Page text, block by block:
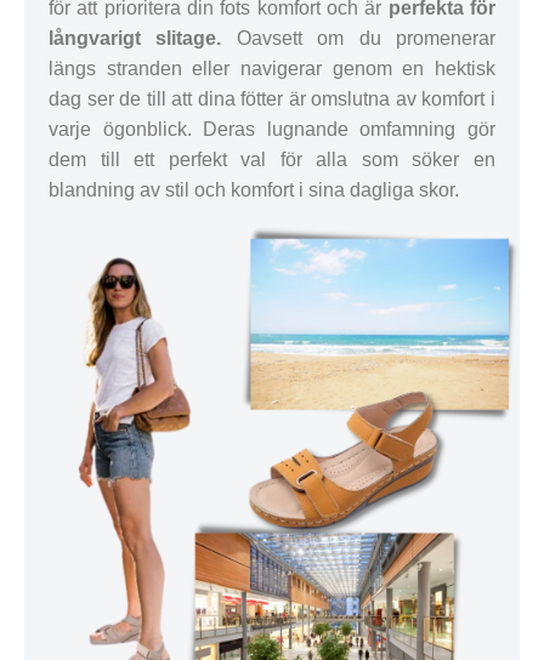
för att prioritera din fots komfort och är perfekta för
långvarigt slitage. Oavsett om du promenerar
längs stranden eller navigerar genom en hektisk
dag ser de till att dina fötter är omslutna av komfort i
varje ögonblick. Deras lugnande omfamning gör
dem till ett perfekt val för alla som söker en
blandning av stil och komfort i sina dagliga skor.